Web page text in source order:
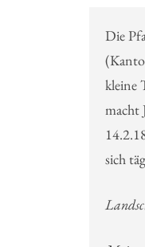
Die
kleine
macht
sich